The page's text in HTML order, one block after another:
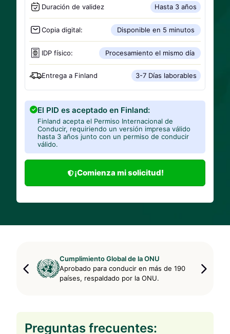
Duración de validez Hasta 3 años
Copia digital: Disponible en 5 minutos
IDP físico: Procesamiento el mismo día
Entrega a Finland 3-7 Días laborables
El PID es aceptado en Finland:
Finland acepta el Permiso Internacional de
Conducir, requiriendo un versión impresa válido
hasta 3 años junto con un permiso de conducir
válido.
¡Comienza mi solicitud!
Cumplimiento Global de la ONU
Aprobado para conducir en más de 190
países, respaldado por la ONU.
Preguntas frecuentes: